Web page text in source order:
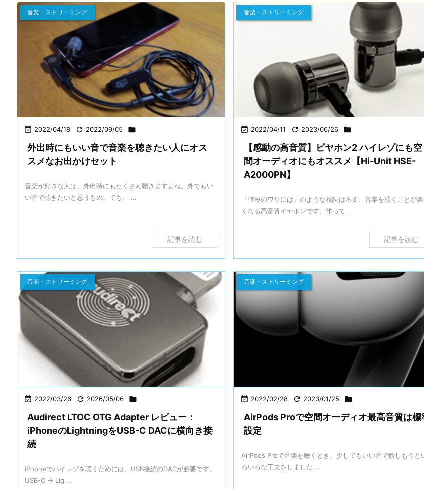
 2022/04/18  2022/09/05 
音楽・ストリーミング
外出時にもいい音で音楽を聴きたい人にオス
スメなお出かけセット
音楽が好きな人は、外出時にもたくさん聴きますよね。外でもい
い音で聴きたいと思うもの。でも、 ...
記事を読む
 2022/04/11  2023/06/26 
音楽・ストリーミング
【感動の高音質】ピヤホン2 ハイレゾにも空
間オーディオにもオススメ【Hi-Unit HSE-
A2000PN】
「値段のワリには」のような枕詞は不要、音楽を聴くことが楽
くなる高音質イヤホンです。作って ...
記事を読む
 2022/03/26  2026/05/06 
音楽・ストリーミング
Audirect LTOC OTG Adapter レビュー：
iPhoneのLightningをUSB-C DACに横向き接
続
iPhoneでハイレゾを聴くためには、USB接続のDACが必要です。
USB-C → Lig ...
 2022/02/28  2023/01/25 
音楽・ストリーミング
AirPods Proで空間オーディオ最高音質は標
設定
AirPods Proで音楽を聴くとき、少しでもいい音で愉しもうと
ろいろな工夫をしました ...